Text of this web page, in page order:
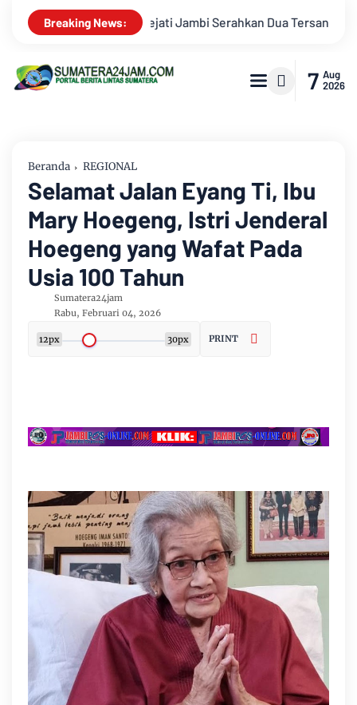
Breaking News:
Korupsi Pengadaan Tanah Akses Pelabuhan Ujung
7 Aug
2026
Beranda REGIONAL
Selamat Jalan Eyang Ti, Ibu
Mary Hoegeng, Istri Jenderal
Hoegeng yang Wafat Pada
Usia 100 Tahun
Sumatera24jam
Rabu, Februari 04, 2026
12px 30px PRINT